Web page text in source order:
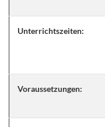
Unterrichtszeiten:
Voraussetzungen: